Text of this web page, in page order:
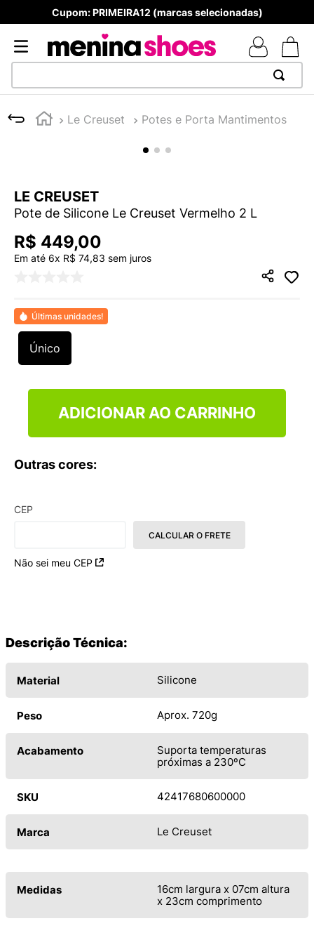
Cupom: PRIMEIRA12 (marcas selecionadas)
Le Creuset Potes e Porta Mantimentos
LE CREUSET
Pote de Silicone Le Creuset Vermelho 2 L
R$ 449,00
Em até 6x R$ 74,83 sem juros
Últimas unidades!
Único
ADICIONAR AO CARRINHO
Outras cores:
CEP
Não sei meu CEP
CALCULAR O FRETE
Descrição Técnica:
Material Silicone
Peso Aprox. 720g
Acabamento
Suporta temperaturas
próximas a 230ºC
SKU 42417680600000
Marca Le Creuset
Medidas
16cm largura x 07cm altura
x 23cm comprimento
1
TÊNIS NEWS BALANCE 530
4º
TÊNIS VEJA WHITE
5 º
ADIDAS
6º
SAMBA
9 º
VEJA COUNTRY
10º NEW 530